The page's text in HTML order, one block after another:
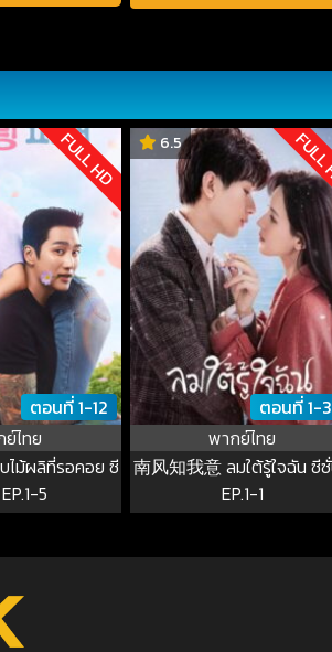
FULL HD
ตอนที่ 1-12
ไทย
ไม้ผลิที่รอคอย ซี
5
6.5
ตอนที่ 1-
พากย์ไทย
南风知我意 ลมใต้รู้ใจฉัน ซีซั่
EP.1-1